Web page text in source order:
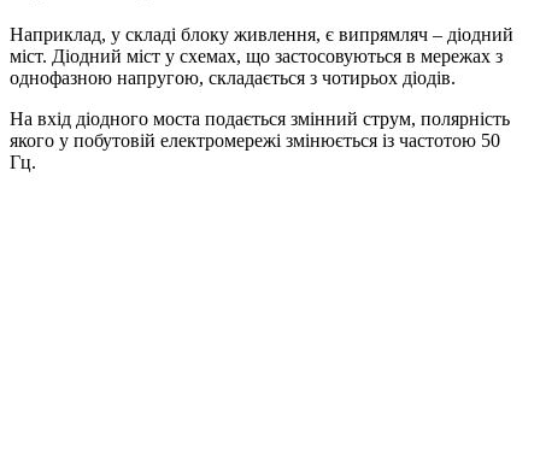
Наприклад, у складі блоку живлення, є випрямляч – діодний
міст. Діодний міст у схемах, що застосовуються в мережах з
однофазною напругою, складається з чотирьох діодів.
На вхід діодного моста подається змінний струм, полярність
якого у побутовій електромережі змінюється із частотою 50
Гц.